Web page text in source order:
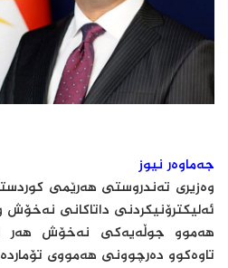
جەماوەر نیوز
وەزیری تەندروستی هەرێمی
ئەلیکترۆنیکردنی داتاکانی
هەموو جوڵەیەکی نەخۆش هەر
تاوەکوو دەرچوونی هەمووی